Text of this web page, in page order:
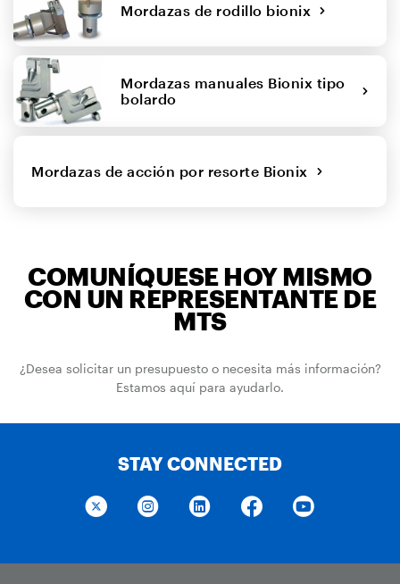
Mordazas de rodillo bionix
Mordazas manuales Bionix tipo
bolardo
Mordazas de acción por resorte Bionix
COMUNÍQUESE HOY MISMO
CON UN REPRESENTANTE DE
MTS
¿Desea solicitar un presupuesto o necesita más información?
Estamos aquí para ayudarlo.
STAY CONNECTED